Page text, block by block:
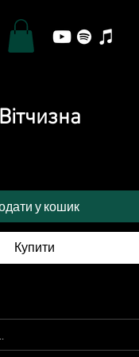
у кошик
Купити